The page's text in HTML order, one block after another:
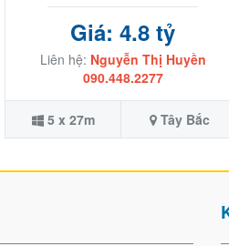
Giá: 4.8 tỷ
Liên hệ: Nguyễn Thị Huyền
090.448.2277
5 x 27m Tây Bắc